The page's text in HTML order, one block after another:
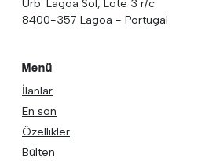
Urb. Lagoa Sol, Lote 3 r/c
8400-357 Lagoa - Portugal
Menü
İlanlar
En son
Özellikler
Bülten